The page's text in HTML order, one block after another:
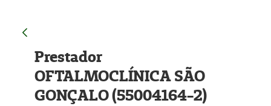
Prestador
OFTALMOCLÍNICA SÃO
GONÇALO (55004164-2)